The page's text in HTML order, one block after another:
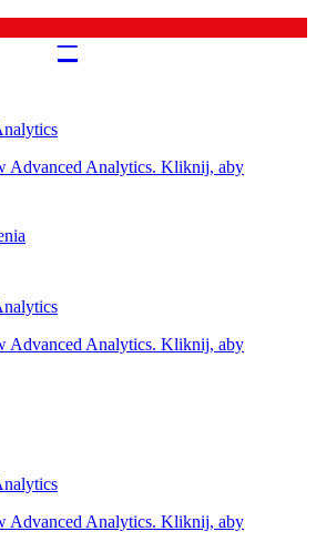
–
Advanced Analytics. Kliknij, aby
Advanced Analytics. Kliknij, aby
Advanced Analytics. Kliknij, aby